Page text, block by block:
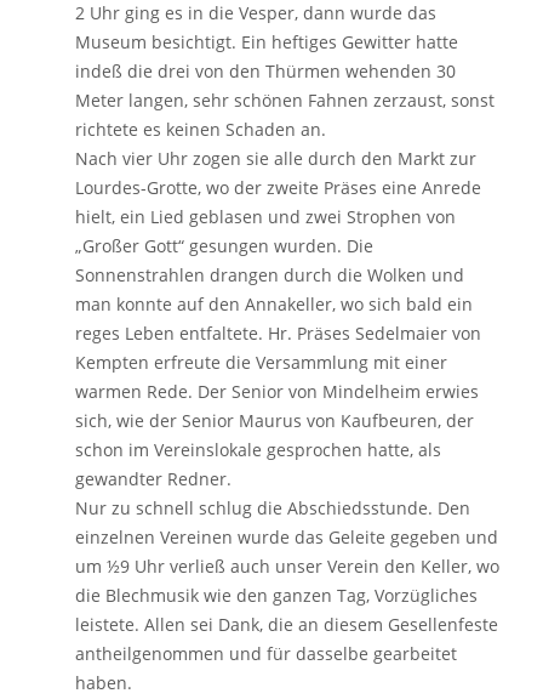
2 Uhr ging es in die Vesper, dann wurde das
Museum besichtigt. Ein heftiges Gewitter hatte
indeß die drei von den Thürmen wehenden 30
Meter langen, sehr schönen Fahnen zerzaust, sonst
richtete es keinen Schaden an.
Nach vier Uhr zogen sie alle durch den Markt zur
Lourdes-Grotte, wo der zweite Präses eine Anrede
hielt, ein Lied geblasen und zwei Strophen von
„Großer Gott“ gesungen wurden. Die
Sonnenstrahlen drangen durch die Wolken und
man konnte auf den Annakeller, wo sich bald ein
reges Leben entfaltete. Hr. Präses Sedelmaier von
Kempten erfreute die Versammlung mit einer
warmen Rede. Der Senior von Mindelheim erwies
sich, wie der Senior Maurus von Kaufbeuren, der
schon im Vereinslokale gesprochen hatte, als
gewandter Redner.
Nur zu schnell schlug die Abschiedsstunde. Den
einzelnen Vereinen wurde das Geleite gegeben und
um ½9 Uhr verließ auch unser Verein den Keller, wo
die Blechmusik wie den ganzen Tag, Vorzügliches
leistete. Allen sei Dank, die an diesem Gesellenfeste
antheilgenommen und für dasselbe gearbeitet
haben.